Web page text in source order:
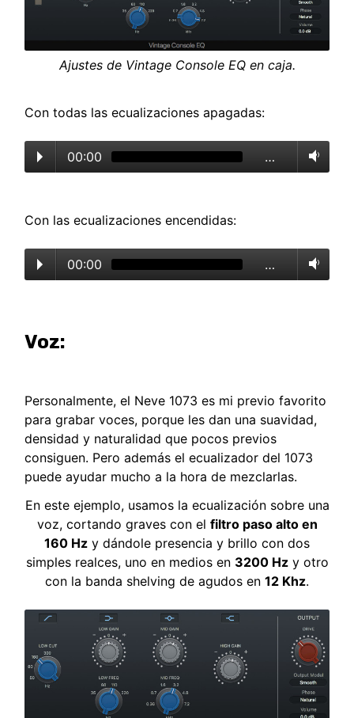
Ajustes de Vintage Console EQ en caja.
Con todas las ecualizaciones apagadas:
00:00 …
Con las ecualizaciones encendidas:
00:00 …
Voz:
Personalmente, el Neve 1073 es mi previo favorito
para grabar voces, porque les dan una suavidad,
densidad y naturalidad que pocos previos
consiguen. Pero además el ecualizador del 1073
puede ayudar mucho a la hora de mezclarlas.
En este ejemplo, usamos la ecualización sobre una
voz, cortando graves con el filtro paso alto en
160 Hz y dándole presencia y brillo con dos
simples realces, uno en medios en 3200 Hzy otro
con la banda shelving de agudos en 12 Khz.